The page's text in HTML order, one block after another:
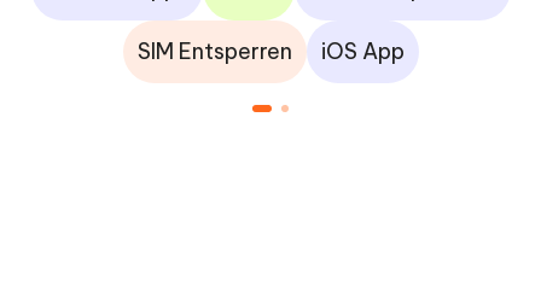
SIM Entsperren iOS App